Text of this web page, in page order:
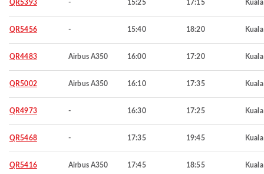
QR5393 - 15:25 17:15
QR5456 - 15:40 18:20
QR4483 Airbus A350 16:00 17:20
QR5002 Airbus A350 16:10 17:35
QR4973 - 16:30 17:25
QR5468 - 17:35 19:45
QR5416 Airbus A350 17:45 18:55